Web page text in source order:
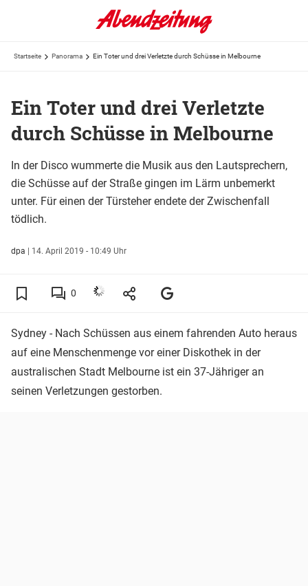
Startseite Panorama Ein Toter und drei Verletzte durch Schüsse in Melbourne
Ein Toter und drei Verletzte
durch Schüsse in Melbourne
In der Disco wummerte die Musik aus den Lautsprechern,
die Schüsse auf der Straße gingen im Lärm unbemerkt
unter. Für einen der Türsteher endete der Zwischenfall
tödlich.
dpa | 14. April 2019 - 10:49 Uhr
0
Sydney - Nach Schüssen aus einem fahrenden Auto heraus
auf eine Menschenmenge vor einer Diskothek in der
australischen Stadt Melbourne ist ein 37-Jähriger an
seinen Verletzungen gestorben.